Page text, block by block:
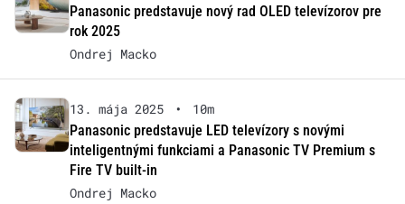
Panasonic predstavuje nový rad OLED televízorov pre
rok 2025
Ondrej Macko
13. mája 2025 •
10m
Panasonic predstavuje LED televízory s novými
inteligentnými funkciami a Panasonic TV Premium s
Fire TV built-in
Ondrej Macko